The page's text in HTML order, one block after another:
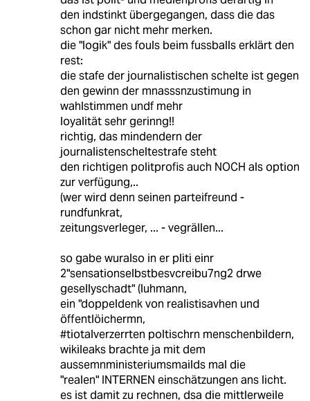
den indstinkt übergegangen, dass die das
schon gar nicht mehr merken.
die "logik" des fouls beim fussballs erklärt den
rest:
die stafe der journalistischen schelte ist gegen
den gewinn der mnasssnzustimung in
wahlstimmen undf mehr
loyalität sehr gerinng!!
richtig, das mindendern der
journalistenscheltestrafe steht
den richtigen politprofis auch NOCH als option
zur verfügung,..
(wer wird denn seinen parteifreund -
rundfunkrat,
zeitungsverleger, ... - vegrällen...
so gabe wuralso in er pliti einr
2"sensationselbstbesvcreibu7ng2 drwe
gesellyschadt" (luhmann,
ein "doppeldenk von realistisavhen und
öffentlöichermn,
#tiotalverzerrten poltischrn menschenbildern,
wikileaks brachte ja mit dem
aussemnministeriumsmailds mal die
"realen" INTERNEN einschätzungen ans licht.
es ist damit zu rechnen, dsa die mittlerweile